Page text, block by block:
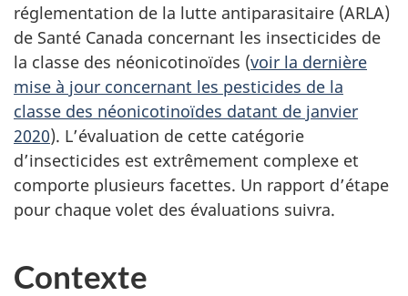
réglementation de la lutte antiparasitaire (ARLA)
de Santé Canada concernant les insecticides de
la classe des néonicotinoïdes (voir la dernière
mise à jour concernant les pesticides de la
classe des néonicotinoïdes datant de janvier
2020). L’évaluation de cette catégorie
d’insecticides est extrêmement complexe et
comporte plusieurs facettes. Un rapport d’étape
pour chaque volet des évaluations suivra.
Contexte